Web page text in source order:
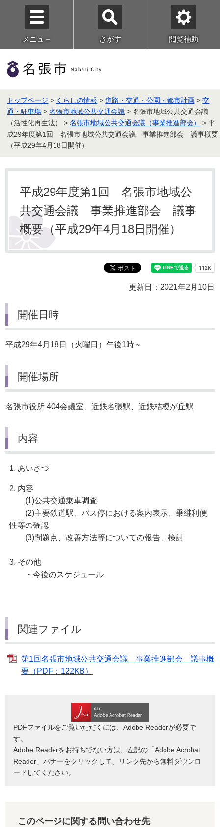
メニュ－ さがす 閲覧補助
トップページ > くらしの情報 >道路・交通・公園・都市計画 >交
通・駐車場 >名張市地域公共交通会議 > 名張市地域公共交通会議
（活性化再生法） >名張市地域公共交通会議（事業推進部会）
> 平
成29年度第1回 名張市地域公共交通会議 事業推進部会 議事概要
（平成29年4月18日開催）
平成29年度第1回 名張市地域公
共交通会議 事業推進部会 議事
概要（平成29年4月18日開催）
更新日：2021年2月10日
開催日時
平成29年4月18日（火曜日）午後1時～
開催場所
名張市役所 404会議室、近鉄名張駅、近鉄桔梗が丘駅
内容
1. あいさつ
2. 内容
(1)公共交通乗車調査
(2)主要鉄道駅、バス停における案内表示、乗継利便
性等の確認
(3)問題点、改善方法等についての報告、検討
3. その他
・今後のスケジュール
関連ファイル
第1回名張市地域公共交通会議 事業推進部会 議事概
要（PDF：122KB）
PDFファイルをご覧いただくには、Adobe Readerが必要で
す。
Adobe Readerをお持ちでない方は、左記の「Adobe Acrobat
Reader」バナーをクリックして、リンク先から無料ダウンロ
ードしてください。
このページに関する問い合わせ先